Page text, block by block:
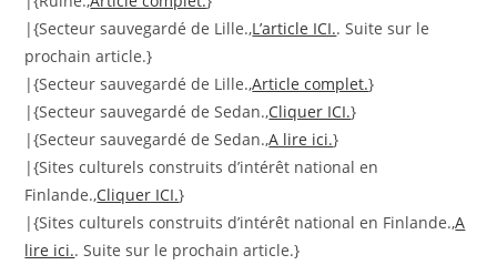
|{Secteur sauvegardé de Lille.,L’article ICI.. Suite sur le
prochain article.}
|{Secteur sauvegardé de Lille.,Article complet.}
|{Secteur sauvegardé de Sedan.,Cliquer ICI.}
|{Secteur sauvegardé de Sedan.,A lire ici.}
|{Sites culturels construits d’intérêt national en
Finlande.,Cliquer ICI.}
|{Sites culturels construits d’intérêt national en Finlande.,A
lire ici.. Suite sur le prochain article.}